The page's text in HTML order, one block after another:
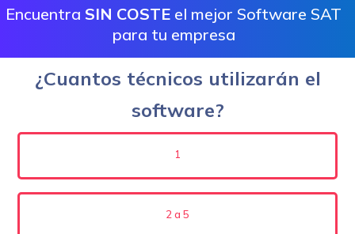
Encuentra SIN COSTE el mejor Software SAT
para tu empresa
¿Cuantos técnicos utilizarán el
software?
1
2 a 5